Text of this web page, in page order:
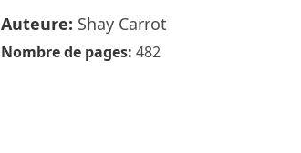
Auteure: Shay Carrot
Nombre de pages: 482